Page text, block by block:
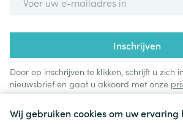
Wij gebruiken cookies om uw ervaring
Inschrijven
Door op inschrijven te klikken, schrijft u zich
nieuwsbrief en gaat u akkoord met onze